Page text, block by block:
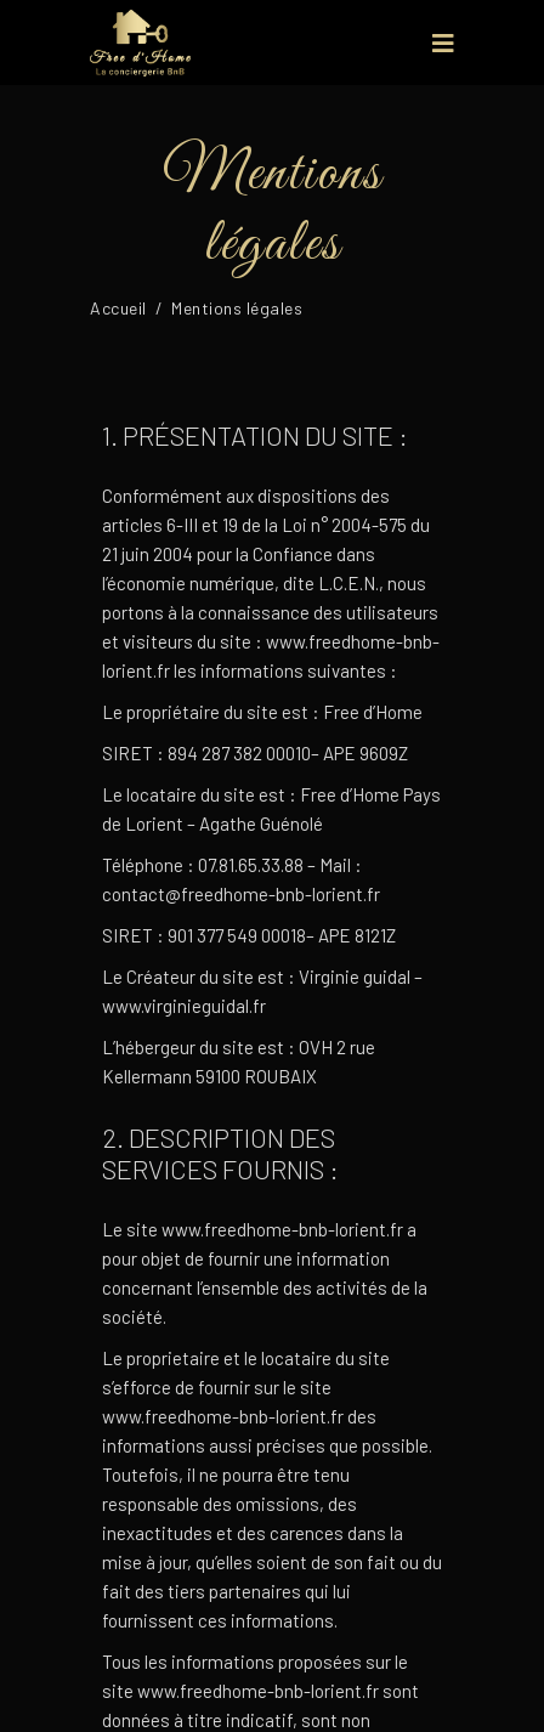
Mentions
légales
Accueil / Mentions légales
1. PRÉSENTATION DU SITE :
Conformément aux dispositions des
articles 6-III et 19 de la Loi n° 2004-575 du
21 juin 2004 pour la Confiance dans
l’économie numérique, dite L.C.E.N., nous
portons à la connaissance des utilisateurs
et visiteurs du site : www.freedhome-bnb-
lorient.fr les informations suivantes :
Le propriétaire du site est : Free d’Home
SIRET : 894 287 382 00010– APE 9609Z
Le locataire du site est : Free d’Home Pays
de Lorient – Agathe Guénolé
Téléphone : 07.81.65.33.88 – Mail :
contact@freedhome-bnb-lorient.fr
SIRET : 901 377 549 00018– APE 8121Z
Le Créateur du site est : Virginie guidal –
www.virginieguidal.fr
L’hébergeur du site est : OVH 2 rue
Kellermann 59100 ROUBAIX
2. DESCRIPTION DES
SERVICES FOURNIS :
Le site www.freedhome-bnb-lorient.fr a
pour objet de fournir une information
concernant l’ensemble des activités de la
société.
Le proprietaire et le locataire du site
s’efforce de fournir sur le site
www.freedhome-bnb-lorient.fr des
informations aussi précises que possible.
Toutefois, il ne pourra être tenu
responsable des omissions, des
inexactitudes et des carences dans la
mise à jour, qu’elles soient de son fait ou du
fait des tiers partenaires qui lui
fournissent ces informations.
Tous les informations proposées sur le
site www.freedhome-bnb-lorient.fr sont
données à titre indicatif, sont non